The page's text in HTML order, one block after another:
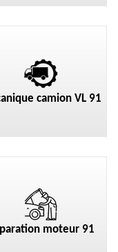
camion VL 91
moteur 91